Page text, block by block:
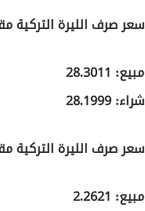
سعر صرف الليرة التركية
مبيع: 28.3011
شراء: 28.1999
سعر صرف الليرة التركية
مبيع: 2.2621